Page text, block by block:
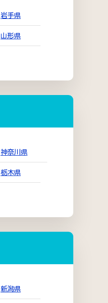
岩手県
山形県
神奈川県
栃木県
新潟県